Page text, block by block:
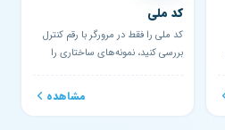
کد ملی
کد ملی را فقط در مرورگر با رقم کنترل
بررسی کنید، نمونه‌های ساختاری را
مشاهده